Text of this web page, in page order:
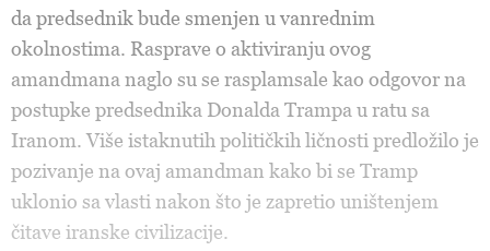
da predsednik bude smenjen u vanrednim
okolnostima. Rasprave o aktiviranju ovog
amandmana naglo su se rasplamsale kao odgovor na
postupke predsednika Donalda Trampa u ratu sa
Iranom. Više istaknutih političkih ličnosti predložilo je
pozivanje na ovaj amandman kako bi se Tramp
uklonio sa vlasti nakon što je zapretio uništenjem
čitave iranske civilizacije.